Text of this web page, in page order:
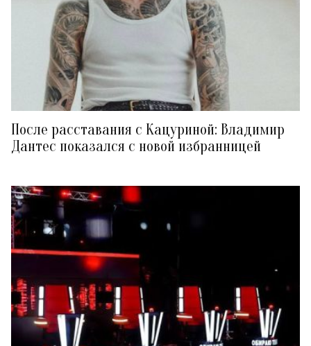
После расставания с Кацуриной: Владимир
Дантес показался с новой избранницей